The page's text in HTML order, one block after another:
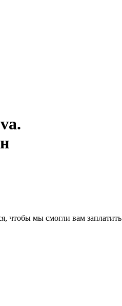
чтобы мы смогли вам заплатить